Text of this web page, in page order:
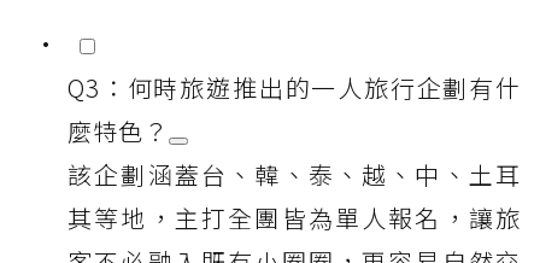
Q3：何時旅遊推出的一人旅行企劃有什
麼特色？
該企劃涵蓋台、韓、泰、越、中、土耳
其等地，主打全團皆為單人報名，讓旅